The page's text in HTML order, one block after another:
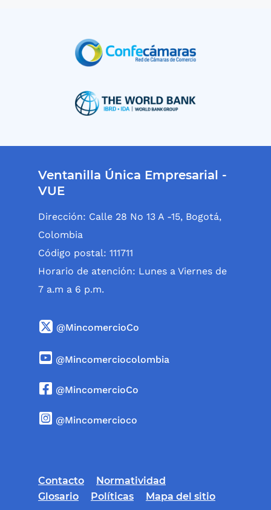
Ventanilla Única Empresarial -
VUE
Dirección: Calle 28 No 13 A -15, Bogotá,
Colombia
Código postal: 111711
Horario de atención: Lunes a Viernes de
7 a.m a 6 p.m.
@MincomercioCo
@Mincomerciocolombia
@MincomercioCo
@Mincomercioco
Contacto
Normatividad
Glosario
Políticas Mapa del sitio